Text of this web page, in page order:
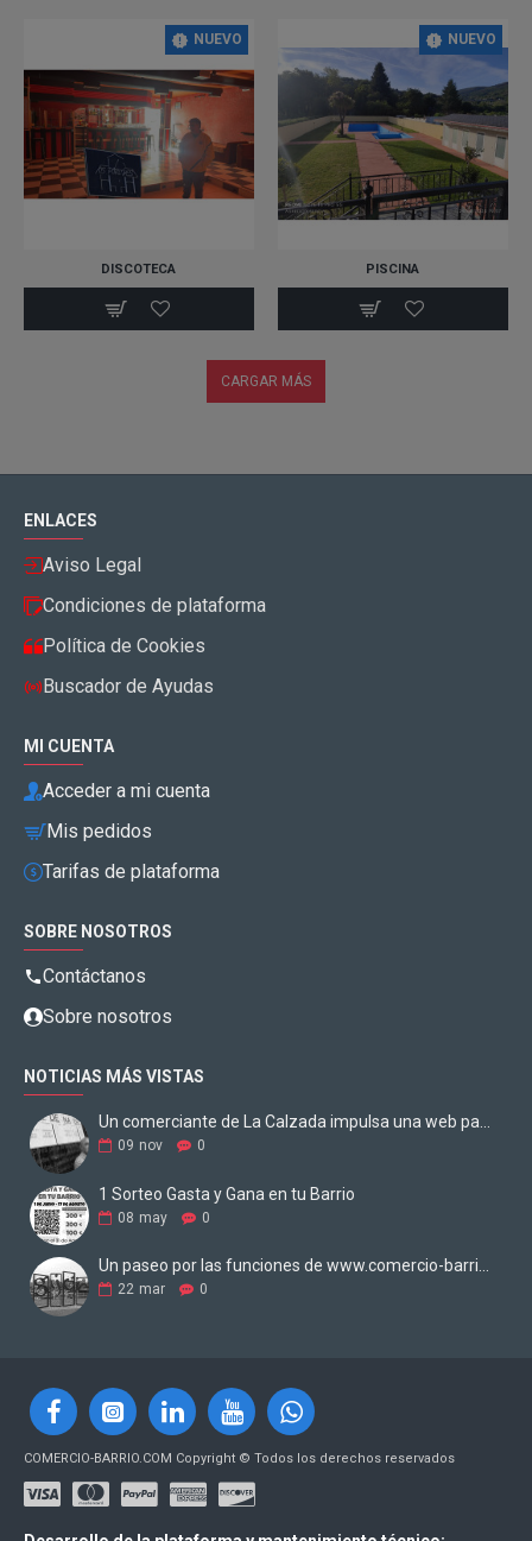
NUEVO
DISCOTECA
NUEVO
PISCINA
CARGAR MÁS
ENLACES
Aviso Legal
Condiciones de plataforma
Política de Cookies
Buscador de Ayudas
MI CUENTA
Acceder a mi cuenta
Mis pedidos
Tarifas de plataforma
SOBRE NOSOTROS
Contáctanos
Sobre nosotros
NOTICIAS MÁS VISTAS
Un comerciante de La Calzada impulsa una web para digitalizar los negocios
09 nov 0
1 Sorteo Gasta y Gana en tu Barrio
08 may 0
22 mar 0
COMERCIO-BARRIO.COM Copyright © Todos los derechos reservados